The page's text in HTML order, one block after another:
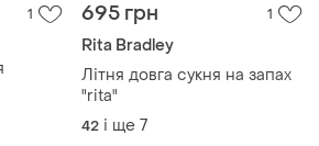
42 і ще 7